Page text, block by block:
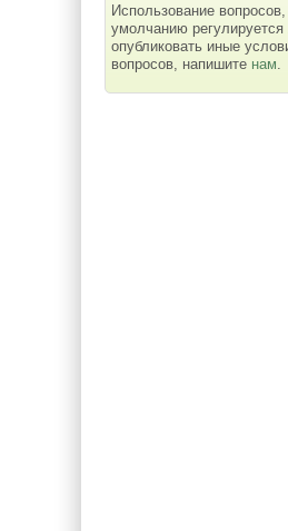
Использование
умолчанию регулируется
опубликовать иные
вопросов, напишите нам